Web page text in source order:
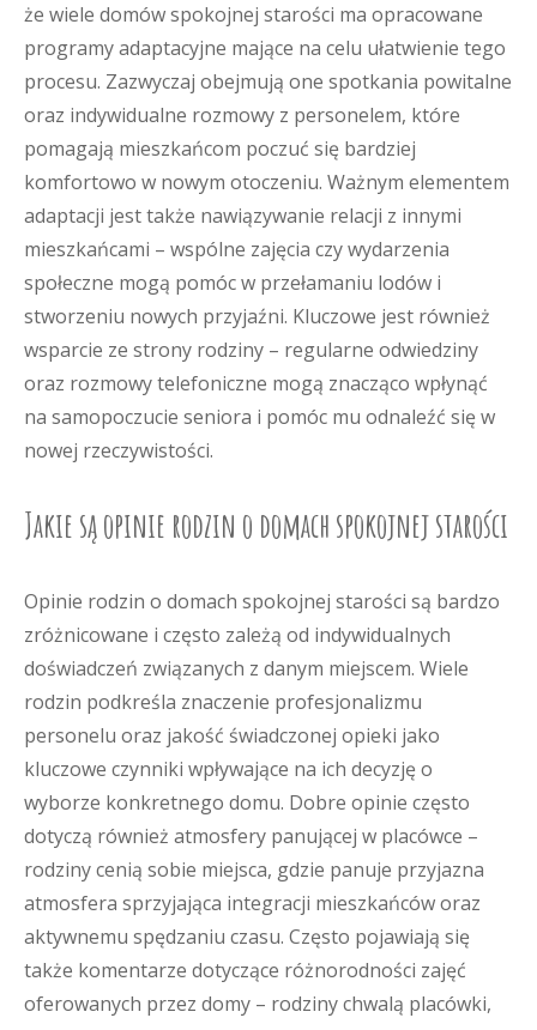
że wiele domów spokojnej starości ma opracowane
programy adaptacyjne mające na celu ułatwienie tego
procesu. Zazwyczaj obejmują one spotkania powitalne
oraz indywidualne rozmowy z personelem, które
pomagają mieszkańcom poczuć się bardziej
komfortowo w nowym otoczeniu. Ważnym elementem
adaptacji jest także nawiązywanie relacji z innymi
mieszkańcami – wspólne zajęcia czy wydarzenia
społeczne mogą pomóc w przełamaniu lodów i
stworzeniu nowych przyjaźni. Kluczowe jest również
wsparcie ze strony rodziny – regularne odwiedziny
oraz rozmowy telefoniczne mogą znacząco wpłynąć
na samopoczucie seniora i pomóc mu odnaleźć się w
nowej rzeczywistości.
Jakie są opinie rodzin o domach spokojnej starości
Opinie rodzin o domach spokojnej starości są bardzo
zróżnicowane i często zależą od indywidualnych
doświadczeń związanych z danym miejscem. Wiele
rodzin podkreśla znaczenie profesjonalizmu
personelu oraz jakość świadczonej opieki jako
kluczowe czynniki wpływające na ich decyzję o
wyborze konkretnego domu. Dobre opinie często
dotyczą również atmosfery panującej w placówce –
rodziny cenią sobie miejsca, gdzie panuje przyjazna
atmosfera sprzyjająca integracji mieszkańców oraz
aktywnemu spędzaniu czasu. Często pojawiają się
także komentarze dotyczące różnorodności zajęć
oferowanych przez domy – rodziny chwalą placówki,